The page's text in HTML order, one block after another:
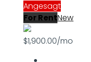
Angesagt
For RentNew
$1,900.00/mo